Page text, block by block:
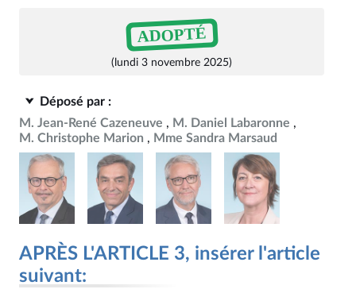
ADOPTÉ
(lundi 3 novembre 2025)
Déposé par :
M. Jean-René Cazeneuve
M. Daniel Labaronne
M. Christophe Marion
Mme Sandra Marsaud
APRÈS L'ARTICLE 3, insérer l'article
suivant: